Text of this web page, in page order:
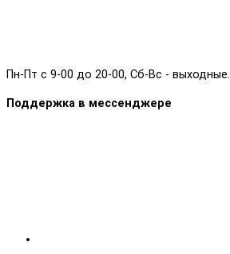
Пн-Пт с 9-00 до 20-00, Сб-Вс - выходные.
Поддержка в мессенджере